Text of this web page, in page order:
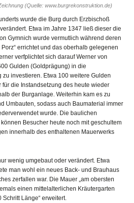
(Quelle: www.burgrekonstruktion.de)
wurde die Burg durch Erzbischoß
Etwa im Jahre 1347 ließ dieser die
Gymnich wurde vermutlich während deren
Porz“ errichtet und das oberhalb gelegenen
verfplichtet sich darauf Werner von
Gulden (Goldprägung) in die
investieren. Etwa 100 weitere Gulden
die Instandsetzung des heute wieder
der Burganlage. Weiterhin kam es zu
Umbauten, sodass auch Baumaterial immer
wurde. Die baulichen
Besucher heute noch mit geschultem
innerhalb des enthaltenen Mauerwerks
wenig umgebaut oder verändert. Etwa
man wohl ein neues Back- und Brauhaus
zerfallen war. Die Mauer „am obersten
einen mittelalterlichen Kräutergarten
Schritt Länge“ erweitert.